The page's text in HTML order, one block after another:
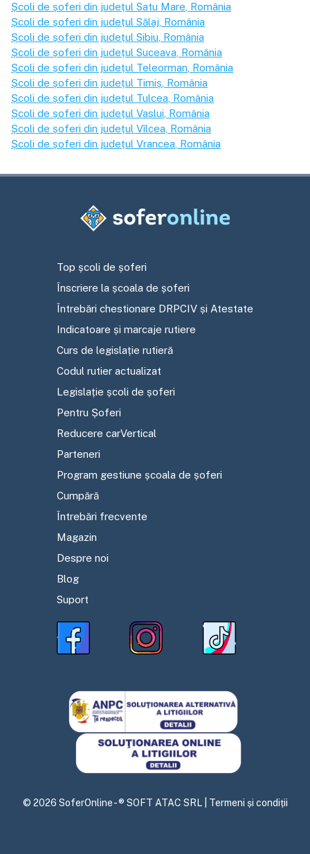
Școli de șoferi din județul Satu Mare , România
Școli de șoferi din județul Sălaj , România
Școli de șoferi din județul Sibiu , România
Școli de șoferi din județul Suceava , România
Școli de șoferi din județul Teleorman , România
Școli de șoferi din județul Timiș , România
Școli de șoferi din județul Tulcea , România
Școli de șoferi din județul Vaslui , România
Școli de șoferi din județul Vîlcea , România
Școli de șoferi din județul Vrancea , România
Top școli de șoferi
Înscriere la școala de șoferi
Întrebări chestionare DRPCIV și Atestate
Indicatoare și marcaje rutiere
Curs de legislație rutieră
Codul rutier actualizat
Legislație școli de șoferi
Pentru Șoferi
Reducere carVertical
Parteneri
Program gestiune școala de șoferi
Cumpără
Întrebări frecvente
Magazin
Despre noi
Blog
Suport
© 2026 SoferOnline - ® SOFT ATAC SRL | Termeni și condiții